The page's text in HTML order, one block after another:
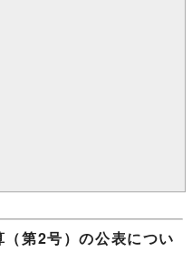
第2号）の公表につい